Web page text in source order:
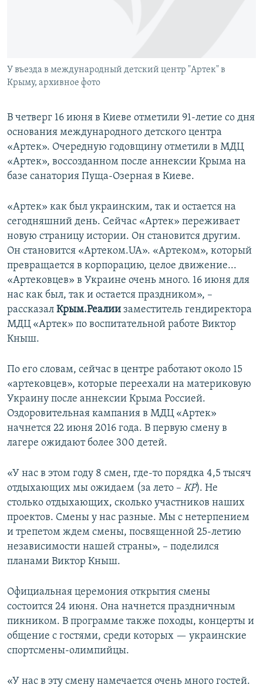
УКРАИНСКАЯ ПРОБЛЕМА КРЫМА
Все сайты RFE/RL
У въезда в международный детский центр "Артек" в
Крыму, архивное фото
В четверг 16 июня в Киеве отметили 91-летие со дня
основания международного детского центра
«Артек». Очередную годовщину отметили в МДЦ
«Артек», воссозданном после аннексии Крыма на
базе санатория Пуща-Озерная в Киеве.
«Артек» как был украинским, так и остается на
сегодняшний день. Сейчас «Артек» переживает
новую страницу истории. Он становится другим.
Он становится «Артеком.UA». «Артеком», который
превращается в корпорацию, целое движение...
«Артековцев» в Украине очень много. 16 июня для
нас как был, так и остается праздником», –
рассказал Крым.Реалии заместитель гендиректора
МДЦ «Артек» по воспитательной работе Виктор
Кныш.
По его словам, сейчас в центре работают около 15
«артековцев», которые переехали на материковую
Украину после аннексии Крыма Россией.
Оздоровительная кампания в МДЦ «Артек»
начнется 22 июня 2016 года. В первую смену в
лагере ожидают более 300 детей.
«У нас в этом году 8 смен, где-то порядка 4,5 тысяч
отдыхающих мы ожидаем (за лето – КР). Не
столько отдыхающих, сколько участников наших
проектов. Смены у нас разные. Мы с нетерпением
и трепетом ждем смены, посвященной 25-летию
независимости нашей страны», – поделился
планами Виктор Кныш.
Официальная церемония открытия смены
состоится 24 июня. Она начнется праздничным
пикником. В программе также походы, концерты и
общение с гостями, среди которых — украинские
спортсмены-олимпийцы.
«У нас в эту смену намечается очень много гостей.